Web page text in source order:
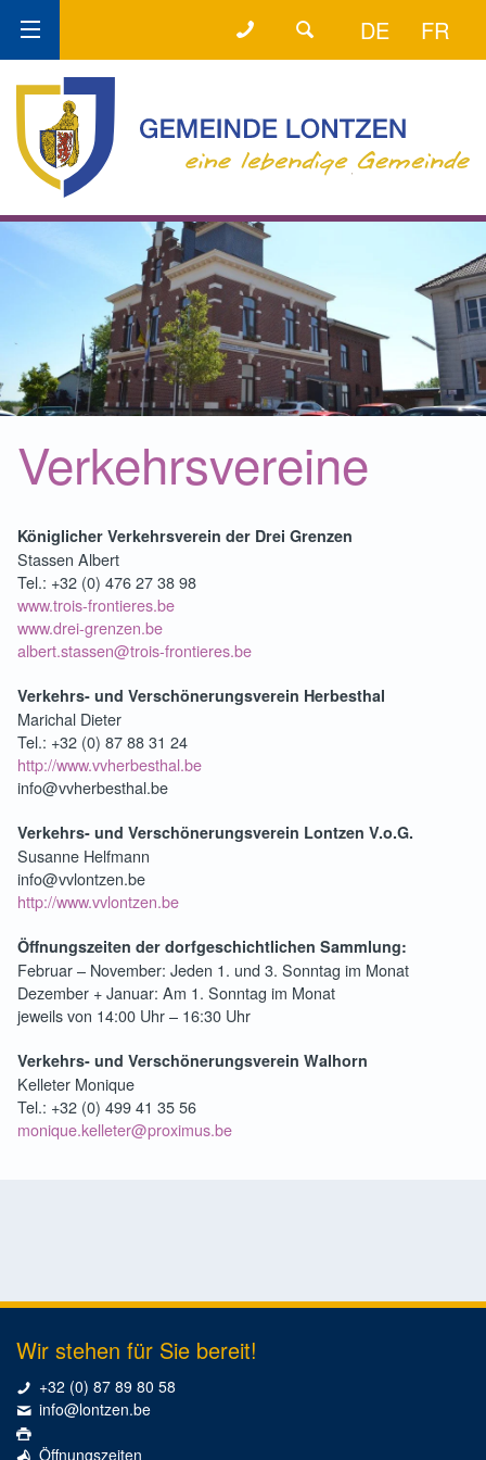
FR
DE
DER DIREKTE DRAHT! +32 (0) 87 89 80 58
Verkehrsvereine
Königlicher Verkehrsverein der Drei Grenzen
Stassen Albert
Tel.: +32 (0) 476 27 38 98
www.trois-frontieres.be
www.drei-grenzen.be
albert.stassen@trois-frontieres.be
Verkehrs- und Verschönerungsverein Herbesthal
Marichal Dieter
Tel.: +32 (0) 87 88 31 24
http://www.vvherbesthal.be
info@vvherbesthal.be
Verkehrs- und Verschönerungsverein Lontzen V.o.G.
Susanne Helfmann
info@vvlontzen.be
http://www.vvlontzen.be
Öffnungszeiten der dorfgeschichtlichen Sammlung:
Februar – November: Jeden 1. und 3. Sonntag im Monat
Dezember + Januar: Am 1. Sonntag im Monat
jeweils von 14:00 Uhr – 16:30 Uhr
Verkehrs- und Verschönerungsverein Walhorn
Kelleter Monique
Tel.: +32 (0) 499 41 35 56
monique.kelleter@proximus.be
Wir stehen für Sie bereit!
+32 (0) 87 89 80 58
info@lontzen.be
Öffnungszeiten